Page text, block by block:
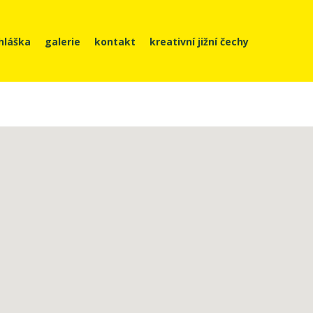
galerie kontakt kreativní jižní čechy